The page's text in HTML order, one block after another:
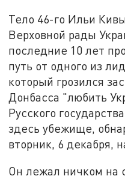
Тело 46-го Ильи
Верховной рады
последние 10 лет
путь от одного из
который грозился
Донбасса "любить
Русского
здесь убежище,
вторник, 6 декабря,
Он лежал ничком на